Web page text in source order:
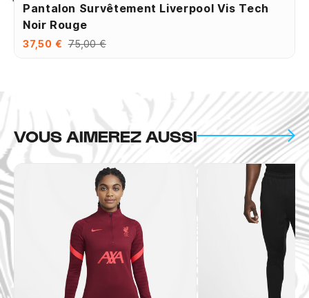
Pantalon Survêtement Liverpool Vis Tech
Noir Rouge
37,50 € 75,00 €
VOUS AIMEREZ AUSSI